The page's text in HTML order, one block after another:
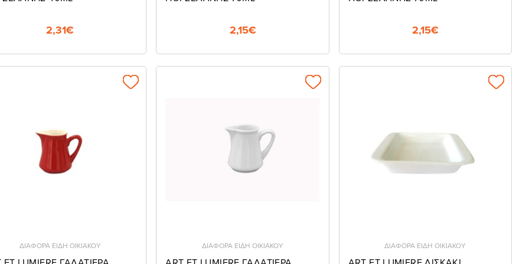
2,31€ 2,15€ 2,15€
ΔΙΑΦΟΡΑ ΕΙΔΗ ΟΙΚΙΑΚΟΥ ΔΙΑΦΟΡΑ ΕΙΔΗ ΟΙΚΙΑΚΟΥ ΔΙΑΦΟΡΑ ΕΙΔΗ ΟΙΚΙΑΚΟΥ